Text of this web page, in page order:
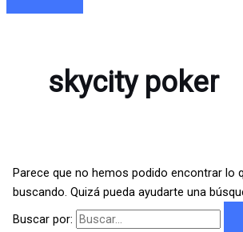
skycity poker
Parece que no hemos podido encontrar lo
buscando. Quizá pueda ayudarte una
Buscar por: